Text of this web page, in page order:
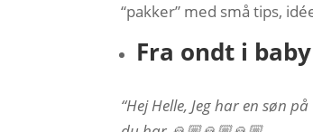
“pakker” med små tips,
Fra ondt i
“Hej Helle,Jeg har en søn